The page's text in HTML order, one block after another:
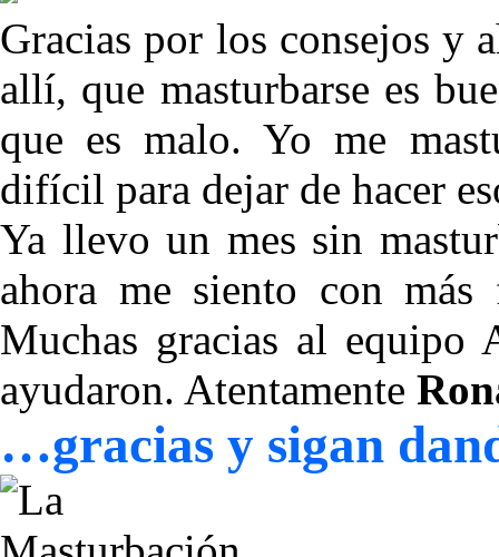
Gracias por los consejos y
allí, que masturbarse es
que es malo. Yo me
difícil para dejar de hacer
Ya llevo un mes sin
ahora me siento con
Muchas gracias al equipo
ayudaron. Atentamente
…gracias y sigan